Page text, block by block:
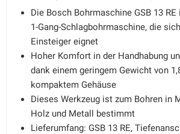
Die Bosch Bohrmaschine GSB 13
1-Gang-Schlagbohrmaschine, die
Einsteiger eignet
Hoher Komfort in der Handhabung
dank einem geringem Gewicht von
kompaktem Gehäuse
Dieses Werkzeug ist zum Bohren in
Holz und Metall bestimmt
Lieferumfang: GSB 13 RE,